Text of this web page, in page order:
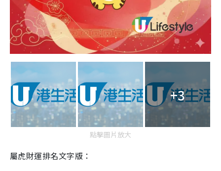
+3
點擊圖片放大
屬虎財運排名文字版：